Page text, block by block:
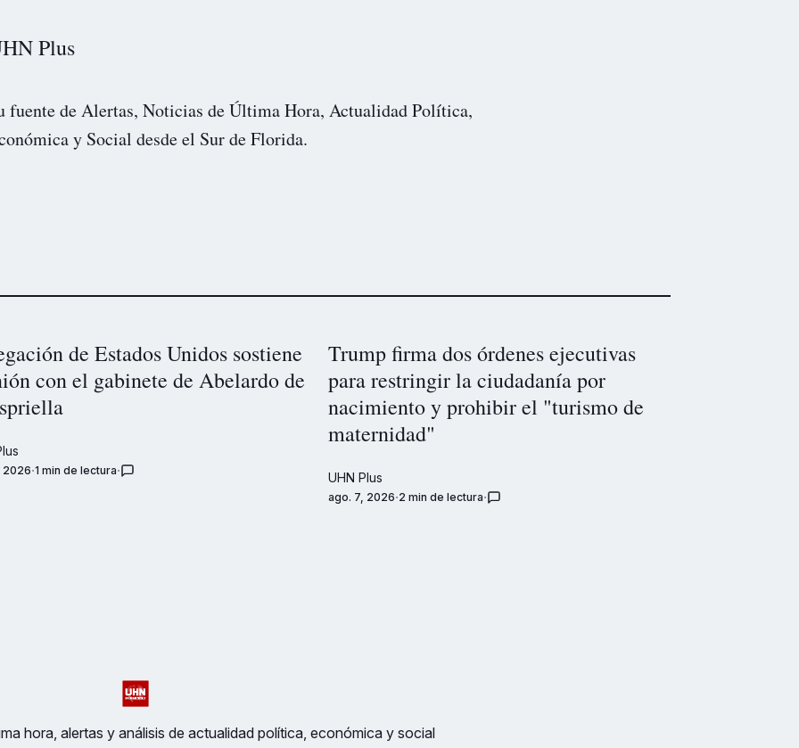
Plus
fuente de Alertas, Noticias de Última Hora, Actualidad Política,
y Social desde el Sur de Florida.
de Estados Unidos sostiene
con el gabinete de Abelardo de
2026 1 min de lectura
Trump firma dos órdenes ejecutivas
para restringir la ciudadanía por
nacimiento y prohibir el "turismo de
maternidad"
UHN Plus
ago. 7, 2026 2 min de lectura
hora, alertas y análisis de actualidad política, económica y social